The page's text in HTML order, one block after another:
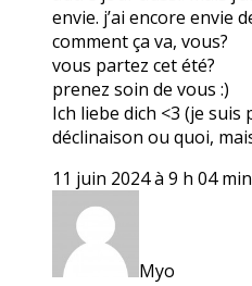
envie. j’ai encore envie
comment ça va, vous?
vous partez cet été?
prenez soin de vous :)
Ich liebe dich <3 (je
déclinaison ou quoi,
11 juin 2024 à 9 h 04 min
Myo